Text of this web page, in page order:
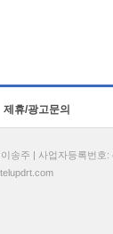
제휴/광고문의
송주 | 사업자등록번호